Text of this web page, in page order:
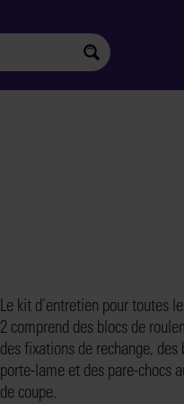
Le kit d’entretien pour toutes
2 comprend des blocs de
des fixations de rechange,
porte-lame et des pare-chocs
de coupe.